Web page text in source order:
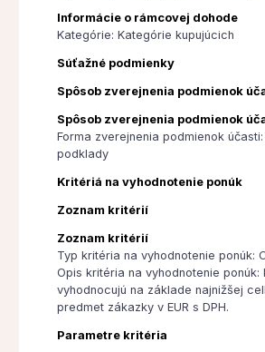
Informácie o rámcovej dohode
Kategórie: Kategórie kupujúcich
Súťažné podmienky
Spôsob zverejnenia podmienok
Spôsob zverejnenia podmienok
Forma zverejnenia podmienok
podklady
Kritériá na vyhodnotenie ponúk
Zoznam kritérií
Zoznam kritérií
Typ kritéria na vyhodnotenie ponúk:
Opis kritéria na vyhodnotenie ponúk:
vyhodnocujú na základe najnižšej
predmet zákazky v EUR s DPH.
Parametre kritéria